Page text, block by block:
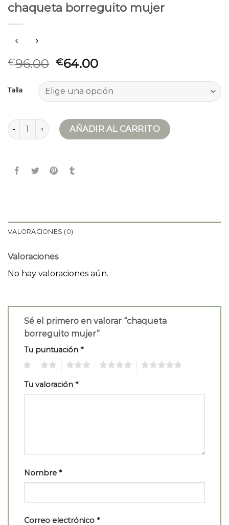
chaqueta borreguito mujer
€96.00 €64.00
Talla
chaqueta borreguito mujer cantidad
AÑADIR AL CARRITO
VALORACIONES (0)
Valoraciones
No hay valoraciones aún.
Sé el primero en valorar “chaqueta
borreguito mujer”
Tu puntuación *
Tu valoración *
Nombre *
Correo electrónico *